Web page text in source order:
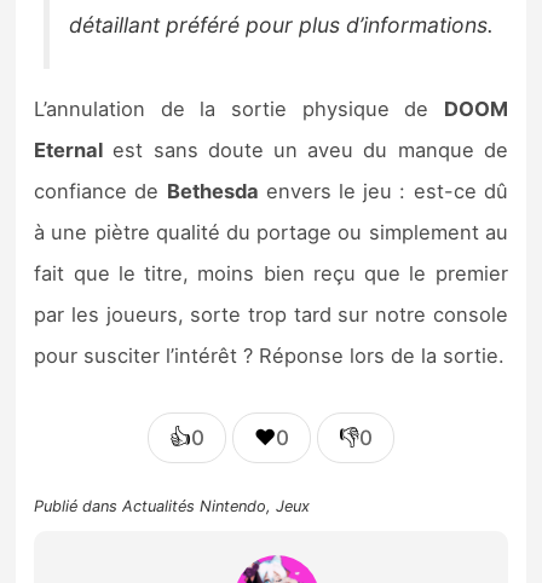
détaillant préféré pour plus d’informations.
L’annulation de la sortie physique de DOOM
Eternal est sans doute un aveu du manque de
confiance de Bethesda envers le jeu : est-ce dû
à une piètre qualité du portage ou simplement au
fait que le titre, moins bien reçu que le premier
par les joueurs, sorte trop tard sur notre console
pour susciter l’intérêt ? Réponse lors de la sortie.
👍0 ❤️0 👎0
Publié dansActualités Nintendo,Jeux